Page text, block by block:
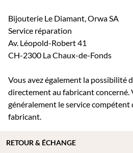
Bijouterie Le Diamant, Orwa SA
Service réparation
Av. Léopold-Robert 41
CH-2300 La Chaux-de-Fonds
Vous avez également la possibilité
directement au fabricant concerné.
généralement le service compétent
fabricant.
RETOUR & ÉCHANGE